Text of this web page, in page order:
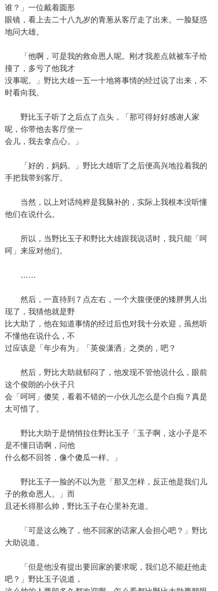
谁？」一位戴着圆形
眼镜，看上去二十八九岁的青葱从客厅走了出来。一脸疑惑
地问大雄。
「他啊，可是我的救命恩人呢。刚才我差点就被车子给
撞了，多亏了他我才
没事呢。」野比大雄一五一十地将事情的经过说了出来，不
时看向我。
野比玉子听了之后点了点头，「那可得好好感谢人家
呢，你带他去客厅坐一
会儿，我去拿点心。」
「好的，妈妈。」野比大雄听了之后便高兴地拉着我的
手把我带到客厅。
当然，以上对话纯粹是我脑补的，实际上我根本没听懂
他们在说什么。
所以，当野比玉子和野比大雄跟我说话时，我只能「呵
呵」来应对他们。
……
然后，一直待到７点左右，一个大腹便便的矮胖男人出
现了，我猜他就是野
比大助了，他在知道事情的经过后也对我十分欢迎，虽然听
不懂他在说什么，不
过应该是「年少有为」「英俊潇洒」之类的，吧？
然后，野比大助就郁闷了，他发现不管他说什么，眼前
这个俊朗的小伙子只
会「呵呵」傻笑，看着不错的一小伙儿怎么是个白痴？真是
太可惜了。
野比大助于是悄悄拉住野比玉子「玉子啊，这小子是不
是不懂日语啊，问他
什么都不回答，像个傻瓜一样。」
野比玉子一脸的不以为意「那又怎样，反正他是我们儿
子的救命恩人。」而
且还长得那么帅，野比玉子在心里补充道。
「可是这么晚了，他不回家的话家人会担心吧？」野比
大助说道。
「但是他没有提出要回家的要求呢，我们总不能赶他走
吧？」野比玉子说道，